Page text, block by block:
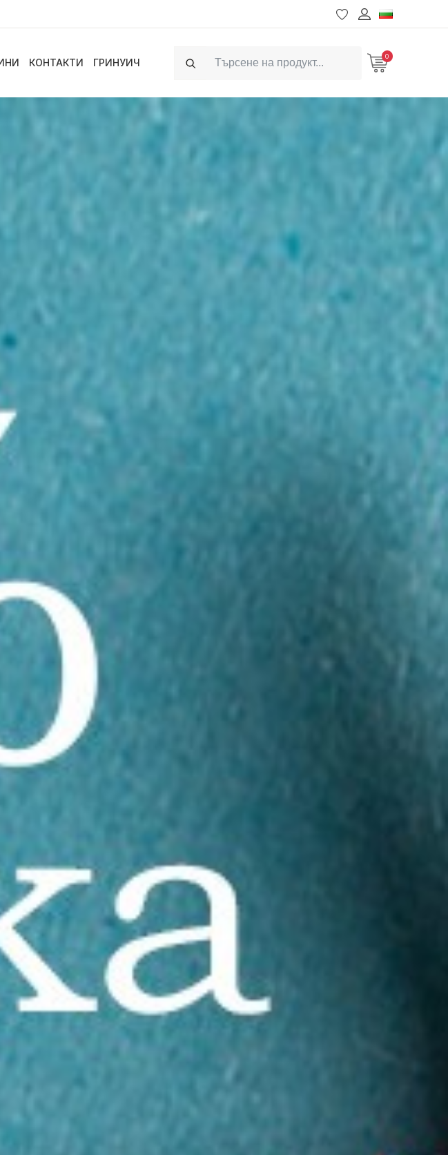
КОНТАКТИ ГРИНУИЧ
Search
0